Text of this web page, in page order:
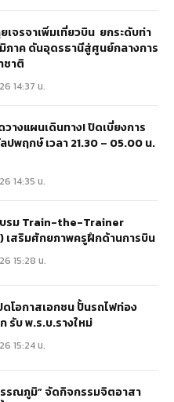
เจรจาเพิ่มเที่ยวบิน ยกระดับท่า
ภาค ดันอุดรธานีสู่ศูนย์กลางการ
ชาติ
14:37 น.
วางแผนเดินทาง! ปิดเบี่ยงการ
ปพฤกษ์ เวลา 21.30 – 05.00 น.
14:35 น.
รม Train-the-Trainer
เสริมศักยภาพครูฝึกด้านการบิน
15:28 น.
ดโอกาสเอกชน ปั้นรถไฟท่อง
รับ พ.ร.บ.รางใหม่
15:24 น.
รณภูมิ” จัดกิจกรรมจิตอาสา